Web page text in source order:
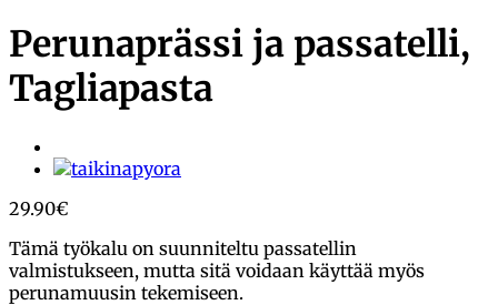
Perunaprässi ja passatelli,
Tagliapasta
29.90€
Tämä työkalu on suunniteltu passatellin
valmistukseen, mutta sitä voidaan käyttää myös
perunamuusin tekemiseen.